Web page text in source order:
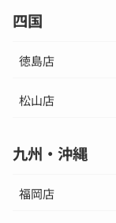
四国
徳島店
松山店
九州・沖縄
福岡店